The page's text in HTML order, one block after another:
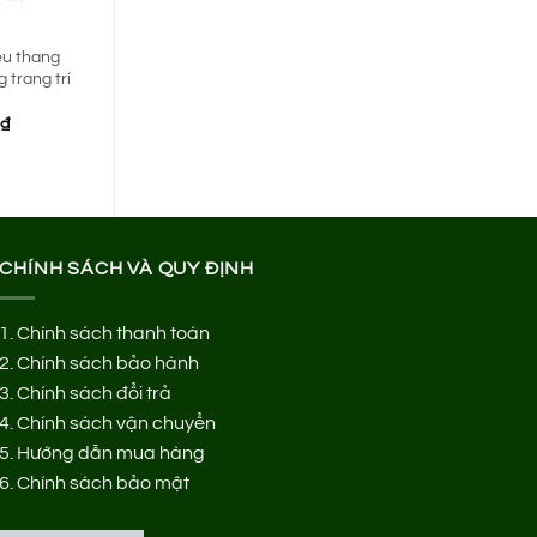
thang
trang trí
₫Giá
CHÍNH SÁCH VÀ QUY ĐỊNH
1.Chính sách thanh toán
2.Chính sách bảo hành
3.Chính sách đổi trả
4.Chính sách vận chuyển
5. Hướng dẫn mua hàng
6.Chính sách bảo mật